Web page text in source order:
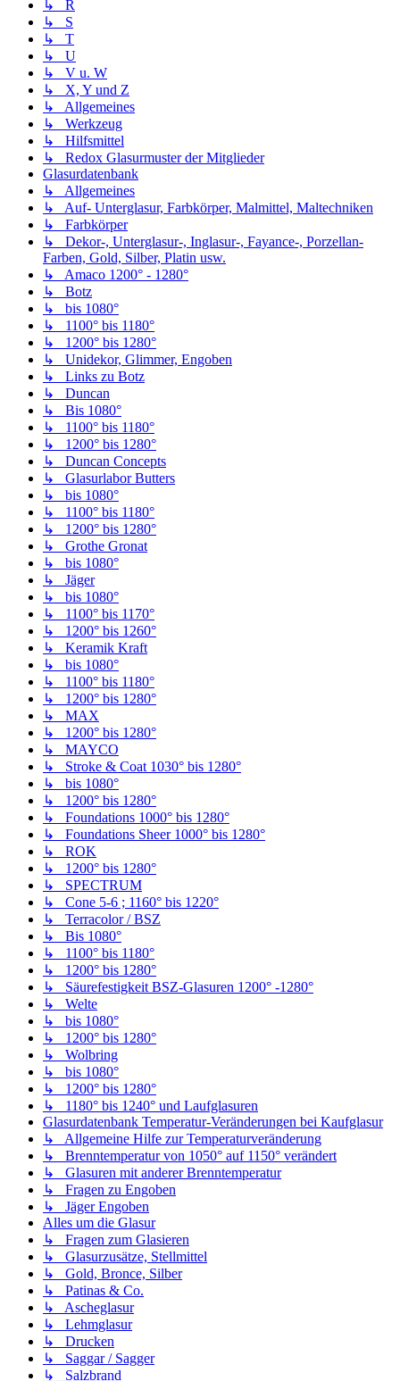
↳ R
↳ S
↳ T
↳ U
↳ V u. W
↳ X, Y und Z
↳ Allgemeines
↳ Werkzeug
↳ Hilfsmittel
↳ Redox Glasurmuster der Mitglieder
Glasurdatenbank
↳ Allgemeines
↳ Auf- Unterglasur, Farbkörper, Malmittel, Maltechniken
↳ Farbkörper
↳ Dekor-, Unterglasur-, Inglasur-, Fayance-, Porzellan-
Farben, Gold, Silber, Platin usw.
↳ Amaco 1200° - 1280°
↳ Botz
↳ bis 1080°
↳ 1100° bis 1180°
↳ 1200° bis 1280°
↳ Unidekor, Glimmer, Engoben
↳ Links zu Botz
↳ Duncan
↳ Bis 1080°
↳ 1100° bis 1180°
↳ 1200° bis 1280°
↳ Duncan Concepts
↳ Glasurlabor Butters
↳ bis 1080°
↳ 1100° bis 1180°
↳ 1200° bis 1280°
↳ Grothe Gronat
↳ bis 1080°
↳ Jäger
↳ bis 1080°
↳ 1100° bis 1170°
↳ 1200° bis 1260°
↳ Keramik Kraft
↳ bis 1080°
↳ 1100° bis 1180°
↳ 1200° bis 1280°
↳ MAX
↳ 1200° bis 1280°
↳ MAYCO
↳ Stroke & Coat 1030° bis 1280°
↳ bis 1080°
↳ 1200° bis 1280°
↳ Foundations 1000° bis 1280°
↳ Foundations Sheer 1000° bis 1280°
↳ ROK
↳ 1200° bis 1280°
↳ SPECTRUM
↳ Cone 5-6 ; 1160° bis 1220°
↳ Terracolor / BSZ
↳ Bis 1080°
↳ 1100° bis 1180°
↳ 1200° bis 1280°
↳ Säurefestigkeit BSZ-Glasuren 1200° -1280°
↳ Welte
↳ bis 1080°
↳ 1200° bis 1280°
↳ Wolbring
↳ bis 1080°
↳ 1200° bis 1280°
↳ 1180° bis 1240° und Laufglasuren
Glasurdatenbank Temperatur-Veränderungen bei Kaufglasur
↳ Allgemeine Hilfe zur Temperaturveränderung
↳ Brenntemperatur von 1050° auf 1150° verändert
↳ Glasuren mit anderer Brenntemperatur
↳ Fragen zu Engoben
↳ Jäger Engoben
Alles um die Glasur
↳ Fragen zum Glasieren
↳ Glasurzusätze, Stellmittel
↳ Gold, Bronce, Silber
↳ Patinas & Co.
↳ Ascheglasur
↳ Lehmglasur
↳ Drucken
↳ Saggar / Sagger
↳ Salzbrand